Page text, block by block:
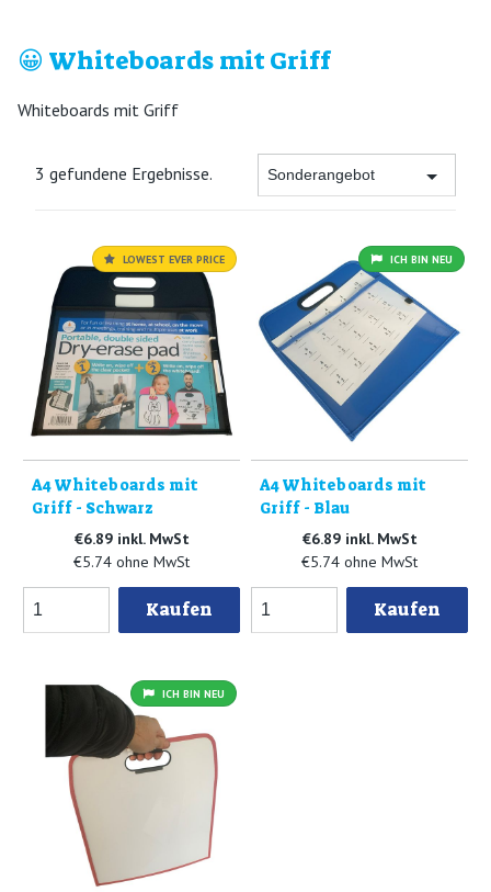
😀 Whiteboards mit Griff
Whiteboards mit Griff
3 gefundene Ergebnisse.
LOWEST EVER PRICE
A4 Whiteboards mit
Griff - Schwarz
€6.89 inkl. MwSt
€5.74 ohne MwSt
Kaufen
ICH BIN NEU
A4 Whiteboards mit
Griff - Blau
€6.89 inkl. MwSt
€5.74 ohne MwSt
Kaufen
ICH BIN NEU